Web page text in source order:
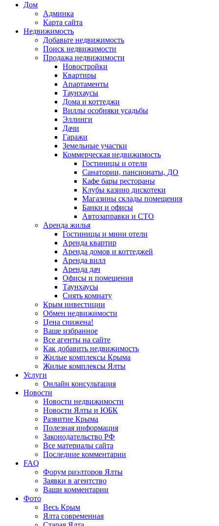
Дом
Админка
Карта сайта
Недвижимость
Добавьте недвижимость
Поиск недвижимости
Продажа недвижимости
Новостройки
Квартиры
Апартаменты
Таунхаусы
Дома и коттеджи
Виллы особняки усадьбы
Эллинги
Дачи
Гаражи
Земельные участки
Коммерческая недвижимость
Гостиницы и отели
Санатории, пансионаты, ДО
Кафе бары рестораны
Клубы казино дискотеки
Магазины склады помещения
Банки и офисы
Автозаправки и СТО
Аренда жилья
Гостиницы и мини отели
Аренда квартир
Аренда домов и коттеджей
Аренда вилл
Аренда дач
Офисы и помещения
Таунхаусы
Снять комнату
Крым инвестиции
Обмен недвижимости
Цена снижена!
Ваше избранное
Все агенты на сайте
Как добавить недвижимость
Жилые комплексы Крыма
Жилые комплексы Ялты
Услуги
Онлайн консультация
Новости
Новости недвижимости
Новости Ялты и ЮБК
Развитие Крыма
Полезная информация
Законодательство РФ
Все материалы сайта
Последние комментарии
FAQ
Форум риэлторов Ялты
Заявки в агентство
Ваши комментарии
Фото
Весь Крым
Ялта современная